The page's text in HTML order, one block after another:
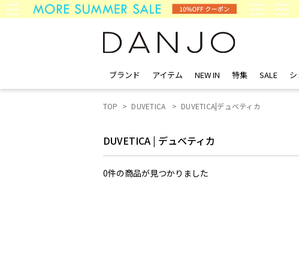
ブランド アイテム NEW IN 特集 SALE
TOP DUVETICA DUVETICA|デュベティカ
DUVETICA | デュベティカ
0件の商品が見つかりました